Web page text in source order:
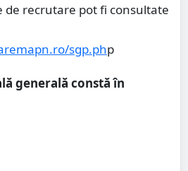
de recrutare pot fi consultate
sgp.php
generală constă în